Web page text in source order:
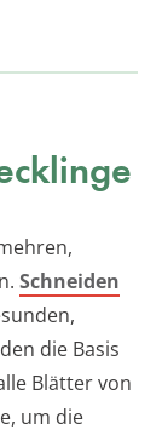
Schneiden
die Basis
Blätter von
um die